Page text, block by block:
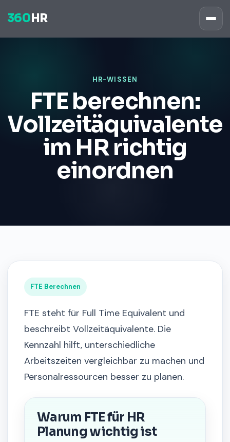
360 HR
HR-WISSEN
FTE berechnen:
Vollzeitäquivalente
im HR richtig
einordnen
FTE Berechnen
FTE steht für Full Time Equivalent und
beschreibt Vollzeitäquivalente. Die
Kennzahl hilft, unterschiedliche
Arbeitszeiten vergleichbar zu machen und
Personalressourcen besser zu planen.
Warum FTE für HR
Planung wichtig ist